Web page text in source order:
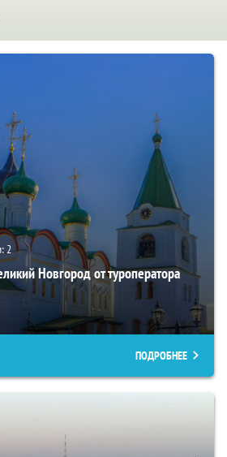
2
Новгород от туроператора
ПОДРОБНЕЕ